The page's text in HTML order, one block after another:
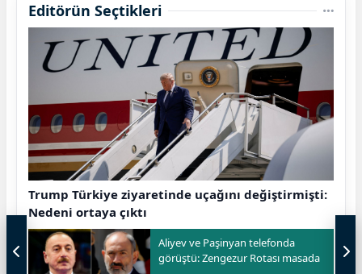
Editörün Seçtikleri
Trump Türkiye ziyaretinde uçağını değiştirmişti:
Nedeni ortaya çıktı
Aliyev ve Paşinyan telefonda
görüştü: Zengezur Rotası masada